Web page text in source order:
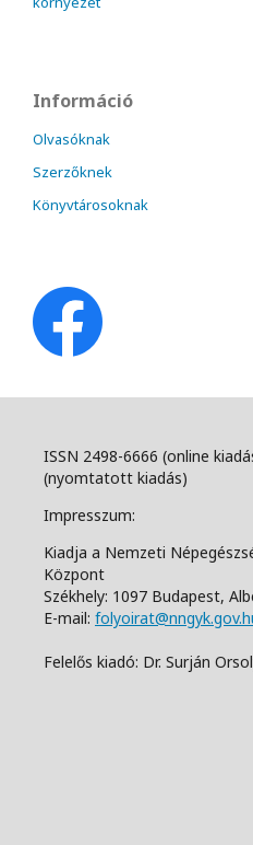
Információ
Olvasóknak
Szerzőknek
Könyvtárosoknak
ISSN 2498-6666 (online
(nyomtatott kiadás)
Impresszum:
Kiadja a Nemzeti
Központ
Székhely: 1097 Budapest,
E-mail:
Felelős kiadó: Dr. Surján